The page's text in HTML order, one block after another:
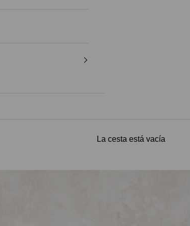
La cesta está vacía